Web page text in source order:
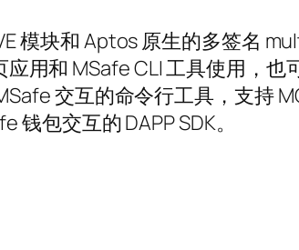
模块和 Aptos 原生的多签名
用和 MSafe CLI 工具使用，
交互的命令行工具，支持
包交互的 DAPP SDK。